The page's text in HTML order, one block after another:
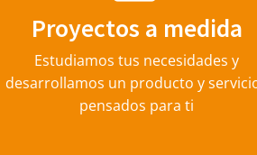
Proyectos a medida
Estudiamos tus necesidades y
desarrollamos un producto y
pensados para ti